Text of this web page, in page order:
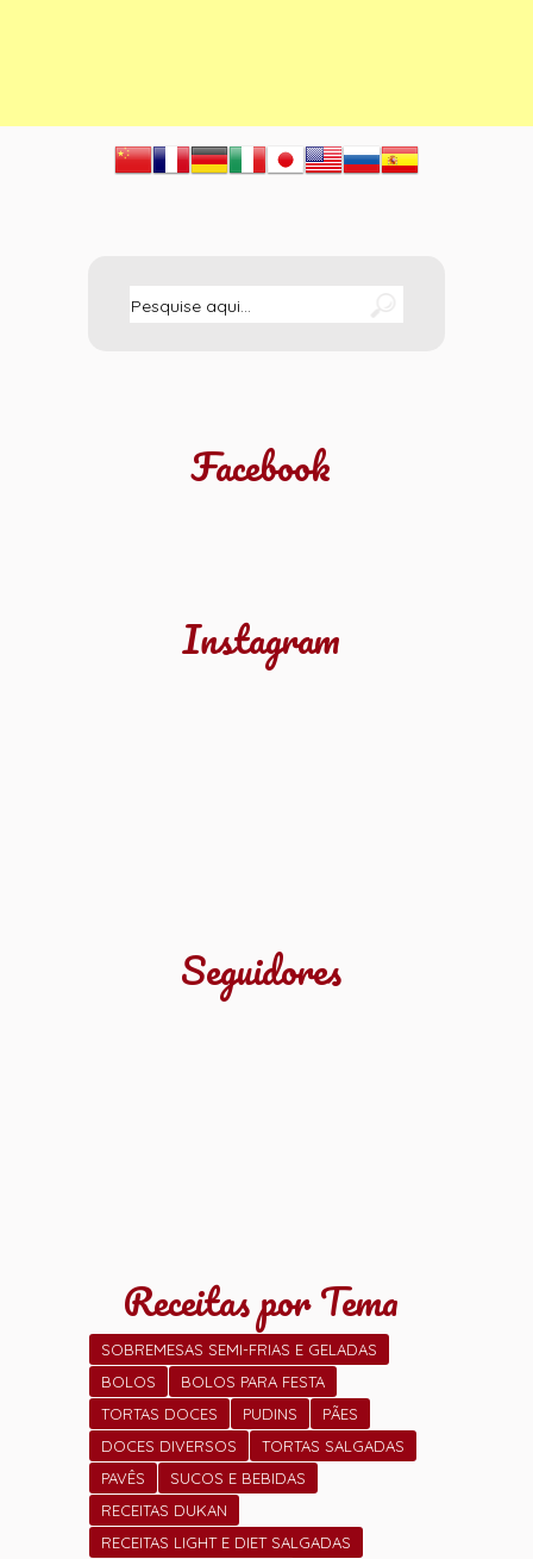
Facebook
Instagram
Seguidores
Receitas por Tema
SOBREMESAS SEMI-FRIAS E GELADAS
BOLOS
BOLOS PARA FESTA
TORTAS DOCES
PUDINS
PÃES
DOCES DIVERSOS
TORTAS SALGADAS
PAVÊS
SUCOS E BEBIDAS
RECEITAS DUKAN
RECEITAS LIGHT E DIET SALGADAS